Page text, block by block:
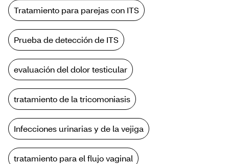
Tratamiento para parejas con ITS
Prueba de detección de ITS
evaluación del dolor testicular
tratamiento de la tricomoniasis
Infecciones urinarias y de la vejiga
tratamiento para el flujo vaginal